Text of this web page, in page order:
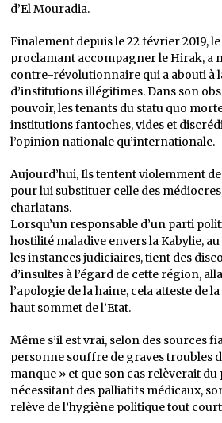
d’El Mouradia.
Finalement depuis le 22 février 2019,
proclamant accompagner le Hirak, a
contre-révolutionnaire qui a abouti à
d’institutions illégitimes. Dans son
pouvoir, les tenants du statu quo
institutions fantoches, vides et
l’opinion nationale qu’internationale.
Aujourd’hui, Ils tentent violemment
pour lui substituer celle des
charlatans.
Lorsqu’un responsable d’un parti
hostilité maladive envers la Kabylie, au
les instances judiciaires, tient des
d’insultes à l’égard de cette région,
l’apologie de la haine, cela atteste de
haut sommet de l’Etat.
Même s’il est vrai, selon des sources
personne souffre de graves troubles
manque » et que son cas relèverait
nécessitant des palliatifs médicaux,
relève de l’hygiène politique tout